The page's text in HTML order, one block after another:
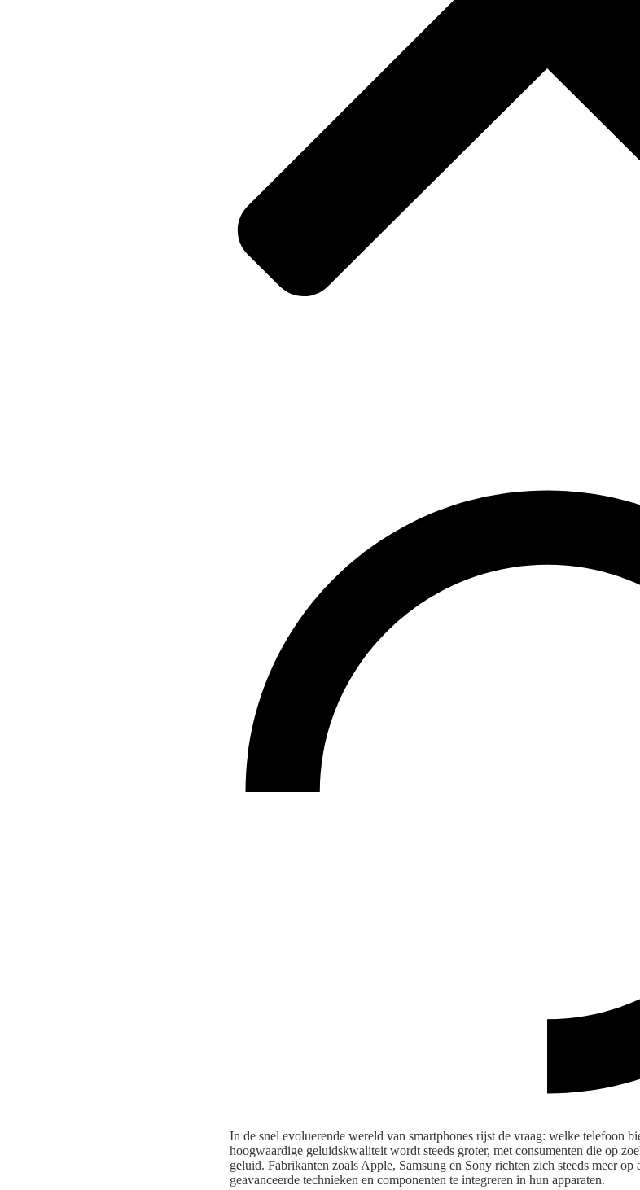
In de snel evoluerende wereld van smartphones rijst de vraag: welke telefoon
hoogwaardige geluidskwaliteit wordt steeds groter, met consumenten die op
geluid. Fabrikanten zoals Apple, Samsung en Sony richten zich steeds meer
geavanceerde technieken en componenten te integreren in hun apparaten.